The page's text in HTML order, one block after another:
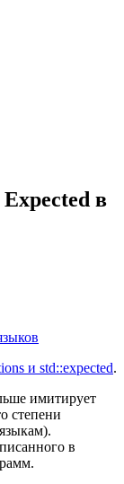
в
и std::expected.
имитирует
степени
в